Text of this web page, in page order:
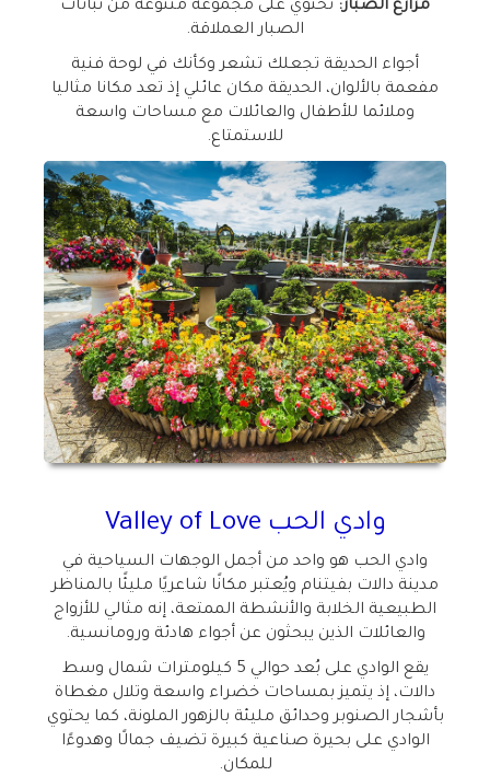
مزارع الصبار: تحتوي على مجموعة متنوعة من نباتات
الصبار العملاقة.
أجواء الحديقة تجعلك تشعر وكأنك في لوحة فنية
مفعمة بالألوان، الحديقة مكان عائلي إذ تعد مكانا مثاليا
وملائما للأطفال والعائلات مع مساحات واسعة
للاستمتاع.
وادي الحب Valley of Love
وادي الحب هو واحد من أجمل الوجهات السياحية في
مدينة دالات بفيتنام ويُعتبر مكانًا شاعريًا مليئًا بالمناظر
الطبيعية الخلابة والأنشطة الممتعة، إنه مثالي للأزواج
والعائلات الذين يبحثون عن أجواء هادئة ورومانسية.
يقع الوادي على بُعد حوالي 5 كيلومترات شمال وسط
دالات، إذ يتميز بمساحات خضراء واسعة وتلال مغطاة
بأشجار الصنوبر وحدائق مليئة بالزهور الملونة، كما يحتوي
الوادي على بحيرة صناعية كبيرة تضيف جمالًا وهدوءًا
للمكان.